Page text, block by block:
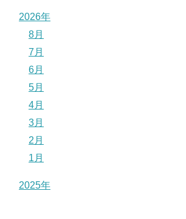
2026年
8月
7月
6月
5月
4月
3月
2月
1月
2025年